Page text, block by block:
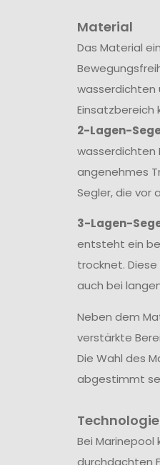
Material
Das Material
wasserdichten
Einsatzbereich
2-Lagen-
wasserdichten
angenehmes
Segler, die vor
3-Lagen-
entsteht ein
trocknet.
auch bei
Neben dem
verstärkte
Die Wahl des
abgestimmt
Bei
durchdachten